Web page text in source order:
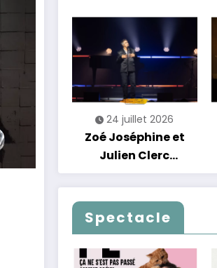
24 juillet 2026
Zoé Joséphine et
Julien Clerc
clôturent en beauté
Les Nuits
Francofolies au
Spectacle